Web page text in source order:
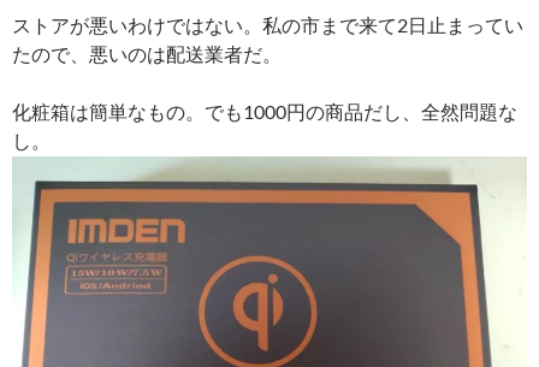
ストアが悪いわけではない。私の市まで来て2日止まってい
たので、悪いのは配送業者だ。
化粧箱は簡単なもの。でも1000円の商品だし、全然問題な
し。